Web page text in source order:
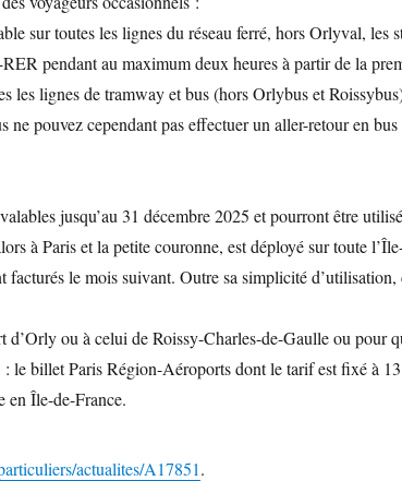
sur toutes les lignes du réseau ferré, hors Orlyval,
pendant au maximum deux heures à partir de la
les lignes de tramway et bus (hors Orlybus et
pouvez cependant pas effectuer un aller-retour en
jusqu’au 31 décembre 2025 et pourront être
à Paris et la petite couronne, est déployé sur toute
le mois suivant. Outre sa simplicité
d’Orly ou à celui de Roissy-Charles-de-Gaulle ou pour
le billet Paris Région-Aéroports dont le tarif est fixé à
en Île-de-France.
actualites/A17851.